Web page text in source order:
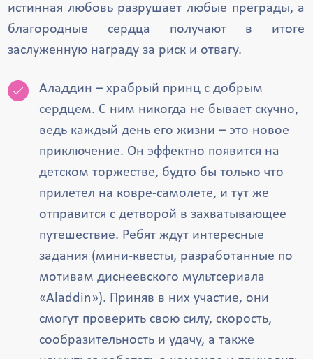
истинная любовь разрушает любые преграды, а
благородные сердца получают в итоге
заслуженную награду за риск и отвагу.
Аладдин – храбрый принц с добрым
сердцем. С ним никогда не бывает скучно,
ведь каждый день его жизни – это новое
приключение. Он эффектно появится на
детском торжестве, будто бы только что
прилетел на ковре-самолете, и тут же
отправится с детворой в захватывающее
путешествие. Ребят ждут интересные
задания (мини-квесты, разработанные по
мотивам диснеевского мультсериала
«Aladdin»). Приняв в них участие, они
смогут проверить свою силу, скорость,
сообразительность и удачу, а также